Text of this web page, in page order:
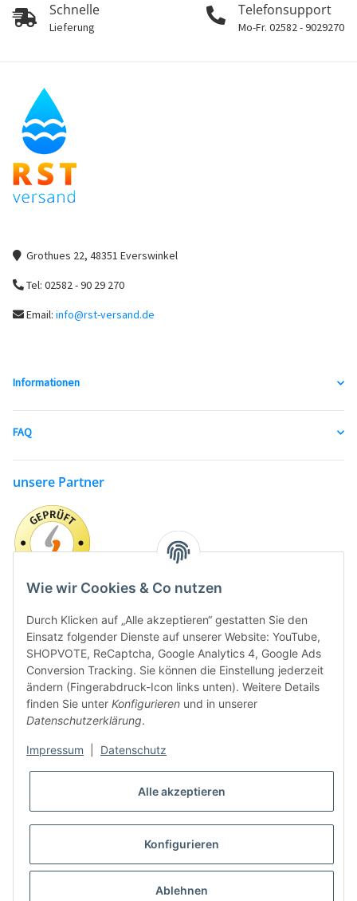
Wie wir Cookies & Co nutzen
Durch Klicken auf „Alle akzeptieren“ gestatten Sie den
Einsatz folgender Dienste auf unserer Website: YouTube,
SHOPVOTE, ReCaptcha, Google Analytics 4, Google Ads
Conversion Tracking. Sie können die Einstellung jederzeit
ändern (Fingerabdruck-Icon links unten). Weitere Details
finden Sie unter Konfigurieren und in unserer
Datenschutzerklärung.
Impressum Datenschutz
Alle akzeptieren
Konfigurieren
Ablehnen
Schnelle
Lieferung
Telefonsupport
Mo-Fr. 02582 - 9029270
Grothues 22, 48351 Everswinkel
Tel: 02582 - 90 29 270
Email: info@rst-versand.de
Informationen
FAQ
unsere Partner
VERTRAG WIDERRUFEN